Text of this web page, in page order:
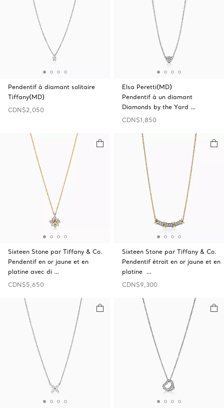
Pendentif à diamant solitaire
Tiffany(MD)
CDN$2,050
Elsa Peretti(MD)
Pendentif à un diamant
Diamonds by the Yard …
CDN$1,850
Sixteen Stone par Tiffany & Co.
Pendentif en or jaune et en
platine avec di …
CDN$5,650
Sixteen Stone par Tiffany & Co.
Pendentif étroit en or jaune et en
platine …
CDN$9,300